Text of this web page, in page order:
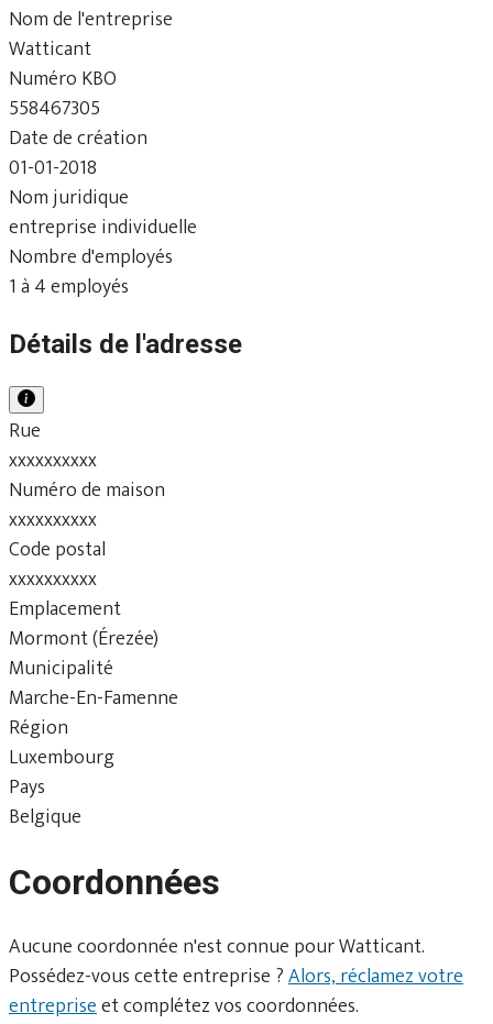
Nom de l'entreprise
Watticant
Numéro KBO
558467305
Date de création
01-01-2018
Nom juridique
entreprise individuelle
Nombre d'employés
1 à 4 employés
Détails de l'adresse
Rue
xxxxxxxxxx
Numéro de maison
xxxxxxxxxx
Code postal
xxxxxxxxxx
Emplacement
Mormont (Érezée)
Municipalité
Marche-En-Famenne
Région
Luxembourg
Pays
Belgique
Coordonnées
Aucune coordonnée n'est connue pour Watticant.
Possédez-vous cette entreprise ?Alors, réclamez votre
entrepriseet complétez vos coordonnées.